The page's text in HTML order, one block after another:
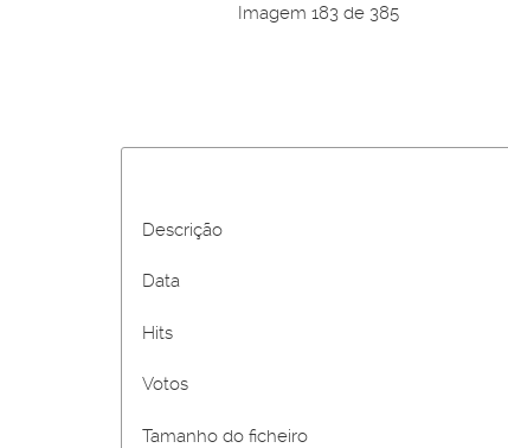
Imagem 183 de 385
Descrição
Data
Hits
Votos
Tamanho do ficheiro